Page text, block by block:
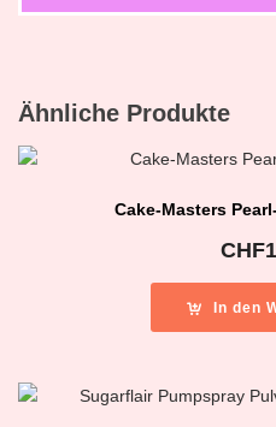
Ähnliche Produkte
Cake-Masters
CHF
In den